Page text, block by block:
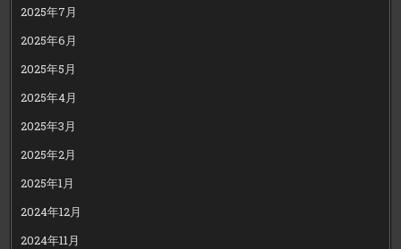
2025年7月
2025年6月
2025年5月
2025年4月
2025年3月
2025年2月
2025年1月
2024年12月
2024年11月